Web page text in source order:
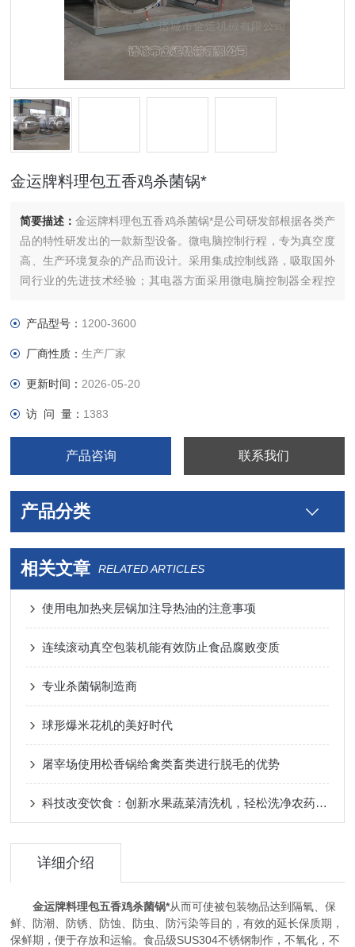
金运牌料理包五香鸡杀菌锅*
简要描述：金运牌料理包五香鸡杀菌锅*是公司研发部根据各类产
品的特性研发出的一款新型设备。微电脑控制行程，专为真空度
高、生产环境复杂的产品而设计。采用集成控制线路，吸取国外
同行业的先进技术经验；其电器方面采用微电脑控制器全程控
产品型号： 1200-3600
厂商性质：生产厂家
更新时间： 2026-05-20
访 问 量： 1383
产品咨询 联系我们
产品分类
相关文章 RELATED ARTICLES
使用电加热夹层锅加注导热油的注意事项
连续滚动真空包装机能有效防止食品腐败变质
专业杀菌锅制造商
球形爆米花机的美好时代
屠宰场使用松香锅给禽类畜类进行脱毛的优势
科技改变饮食：创新水果蔬菜清洗机，轻松洗净农药残留，守护餐桌安全
详细介绍
金运牌料理包五香鸡杀菌锅*从而可使被包装物品达到隔氧、保
鲜、防潮、防锈、防蚀、防虫、防污染等目的，有效的延长保质期，
保鲜期，便于存放和运输。食品级SUS304不锈钢制作，不氧化，不